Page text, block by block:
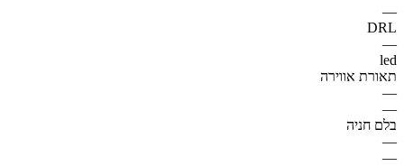
—
DRL
—
led
תאורת אווירה
—
—
בלם חניה
—
—